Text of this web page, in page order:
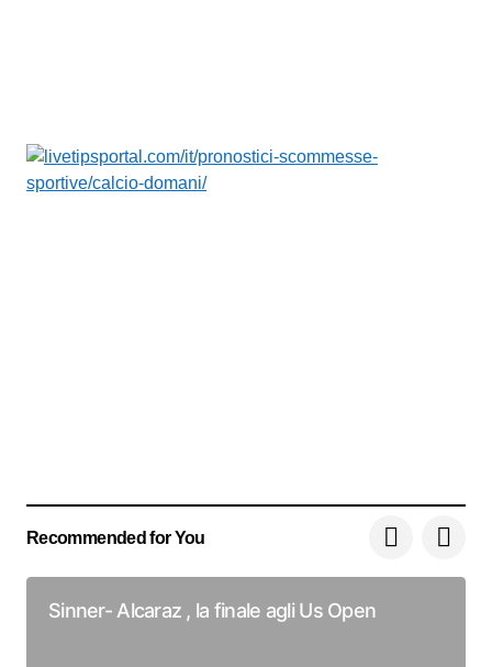
Recommended for You
Sinner- Alcaraz , la finale agli Us Open